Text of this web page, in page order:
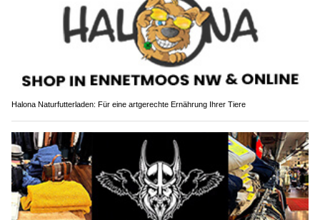
Halona Naturfutterladen: Für eine artgerechte Ernährung Ihrer Tiere